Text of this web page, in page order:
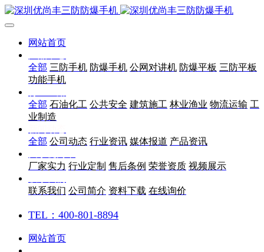
网站首页
全部 三防手机 防爆手机 公网对讲机 防爆平板 三防平板
功能手机
全部 石油化工 公共安全 建筑施工 林业渔业 物流运输 工
业制造
全部 公司动态 行业资讯 媒体报道 产品资讯
厂家实力 行业定制 售后条例 荣誉资质 视频展示
联系我们 公司简介 资料下载 在线询价
TEL：400-801-8894
网站首页